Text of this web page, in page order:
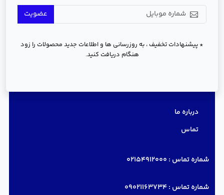
عضویت
* پیشنهادات تخفیف ، به روزرسانی ها و اطلاعات جدید محصولات را زود
هنگام دریافت کنید.
درباره ما
تماس
شماره تماس : 02154912000
شماره تماس :09021163734